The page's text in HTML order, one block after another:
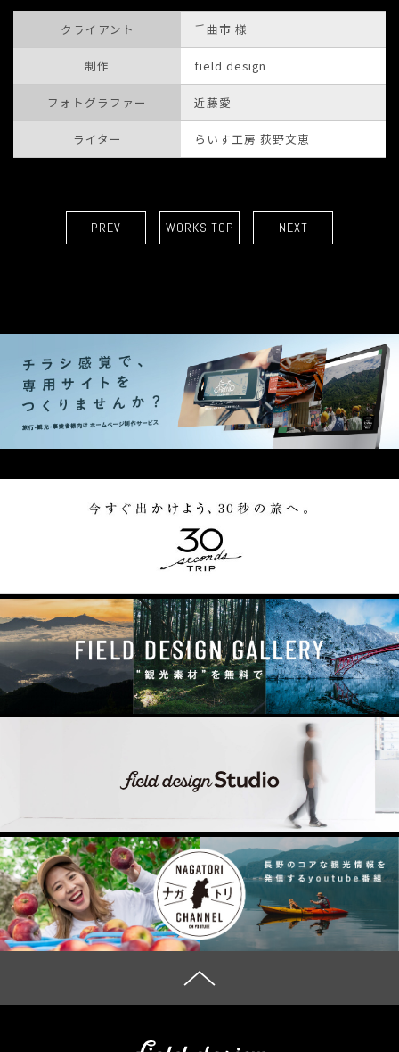
クライアント 千曲市 様
制作 field design
フォトグラファー 近藤愛
ライター らいす工房 荻野文恵
PREV WORKS TOP NEXT